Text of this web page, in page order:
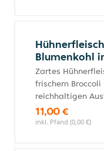
Blumenkohl
Zartes
frischem
reichhaltigen
11,00 €
inkl. Pfand (0,00 €)